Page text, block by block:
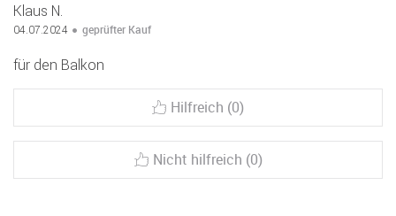
Klaus N.
04.07.2024 geprüfter Kauf
für den Balkon
Hilfreich (0)
Nicht hilfreich (0)